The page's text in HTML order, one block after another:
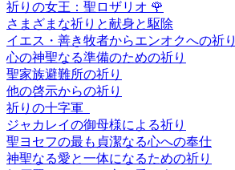
祈りの女王：聖ロザリオ 🌹
さまざまな祈りと献身と駆除
イエス・善き牧者からエンオクへの祈り
心の神聖なる準備のための祈り
聖家族避難所の祈り
他の啓示からの祈り
祈りの十字軍
ジャカレイの御母様による祈り
聖ヨセフの最も貞潔なる心への奉仕
神聖なる愛と一体になるための祈り